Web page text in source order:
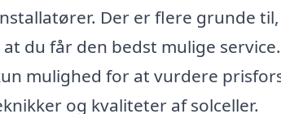
Der er flere grunde
du får den bedst mulige
mulighed for at vurdere
og kvaliteter af solceller.